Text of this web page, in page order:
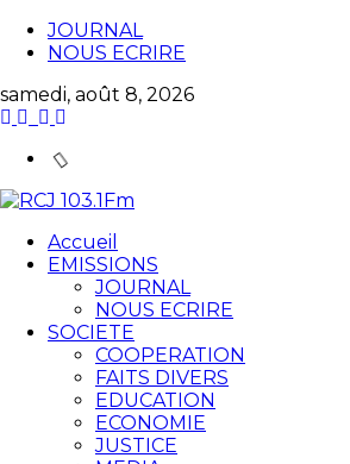
JOURNAL
NOUS ECRIRE
samedi, août 8, 2026
Accueil
EMISSIONS
JOURNAL
NOUS ECRIRE
SOCIETE
COOPERATION
FAITS DIVERS
EDUCATION
ECONOMIE
JUSTICE